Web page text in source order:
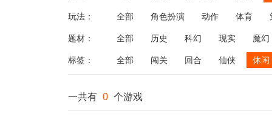
玩法： 全部 角色扮演 动作 体育
飞行
恋爱 第三人称射击 棋类
题材： 全部 历史 科幻 现实 魔幻
标签： 全部 闯关 回合 仙侠 休闲
一共有 0 个游戏